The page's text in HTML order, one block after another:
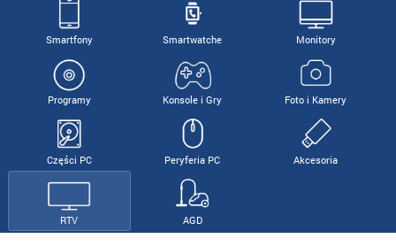
Smartfony Smartwatche Monitory
Programy Konsole i Gry Foto i Kamery
Części PC Peryferia PC Akcesoria
RTV AGD